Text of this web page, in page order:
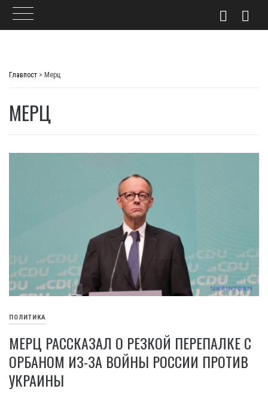
Главпост > Мерц
МЕРЦ
ПОЛИТИКА
МЕРЦ РАССКАЗАЛ О РЕЗКОЙ ПЕРЕПАЛКЕ С
ОРБАНОМ ИЗ-ЗА ВОЙНЫ РОССИИ ПРОТИВ
УКРАИНЫ